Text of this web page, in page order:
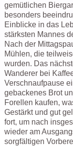
gemütlichen
besonders
Einblicke in das
stärksten Mannes
Nach der
Mühlen, die
wurden. Das
Wanderer bei
Verschnaufpause
gebackenes Brot
Forellen kaufen,
Gestärkt und gut
fort, um nach
wieder am
sorgfältigen